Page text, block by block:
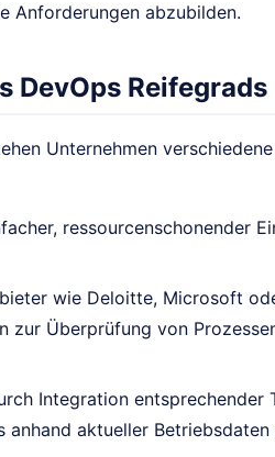
Anforderungen abzubilden.
DevOps Reifegrads
Unternehmen
ressourcenschonender
wie Deloitte, Microsoft
Überprüfung von
Integration entsprechender
aktueller